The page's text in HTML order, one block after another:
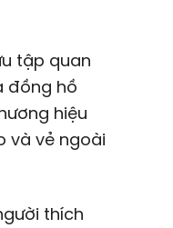
tập quan
đồng hồ
hiệu
và vẻ ngoài
thích